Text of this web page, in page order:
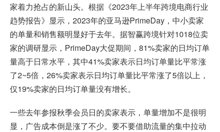
家着力抢占的新山头。根据《2023年上半年跨境电商行业
趋势报告》显示，2023年的亚马逊PrimeDay，中小卖家
的单量和销售额明显好于去年。据智赢跨境针对1018位卖
家的调研显示，PrimeDay大促期间，81%卖家的日均订单
量高于日常水平，其中41%卖家表示日均订单量比平常涨
了2~5倍，26%卖家表示日均订单量比平常涨了5倍以上，
仅19%卖家的日均订单量没有增长。
一些去年参报秋季会员日的卖家表示，单量增加不是很明
显，广告成本倒是涨了不少。要不要借助流量的集中拉动